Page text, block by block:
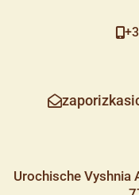
Urochische